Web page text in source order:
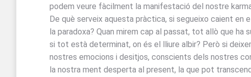
podem veure fàcilment la manifestació del nostre
De què serveix aquesta pràctica, si segueixo caient en
la paradoxa? Quan mirem cap al passat, tot allò que
si tot està determinat, on és el lliure albir? Però si
nostres emocions i desitjos, conscients dels nostres
la nostra ment desperta al present, la que pot